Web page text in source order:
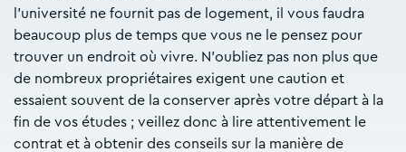
l'université ne fournit pas de logement, il vous faudra
beaucoup plus de temps que vous ne le pensez pour
trouver un endroit où vivre. N'oubliez pas non plus que
de nombreux propriétaires exigent une caution et
essaient souvent de la conserver après votre départ à la
fin de vos études ; veillez donc à lire attentivement le
contrat et à obtenir des conseils sur la manière de